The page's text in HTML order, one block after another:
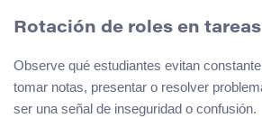
Rotación de roles en
Observe qué estudiantes evitan
tomar notas, presentar o resolver
ser una señal de inseguridad o confusión.